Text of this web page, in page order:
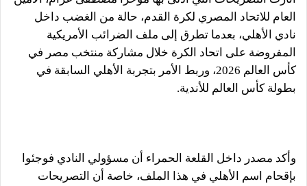
العام للاتحاد المصري لكرة القدم، حالة من الغضب داخل
نادي الأهلي، بعدما تطرق إلى ملف الضرائب الأمريكية
المفروضة على اتحاد الكرة خلال مشاركة منتخب مصر في
كأس العالم 2026، وربط الأمر بتجربة الأهلي السابقة في
بطولة كأس العالم للأندية.
وأكد مصدر داخل القلعة الحمراء أن مسؤولي النادي فوجئوا
بإقحام اسم الأهلي في هذا الملف، خاصة أن التصريحات